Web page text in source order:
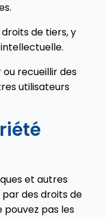
de tiers, y
recueillir des
utilisateurs
et autres
des droits de
pas les